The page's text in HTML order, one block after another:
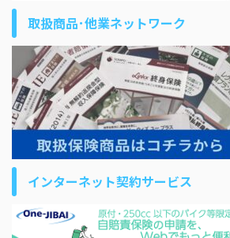
取扱商品･他業ネットワーク
インターネット契約サービス